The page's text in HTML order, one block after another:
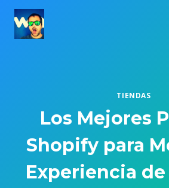
Saltar
contenido
TIENDAS
Los Mejores
Shopify para
Experiencia